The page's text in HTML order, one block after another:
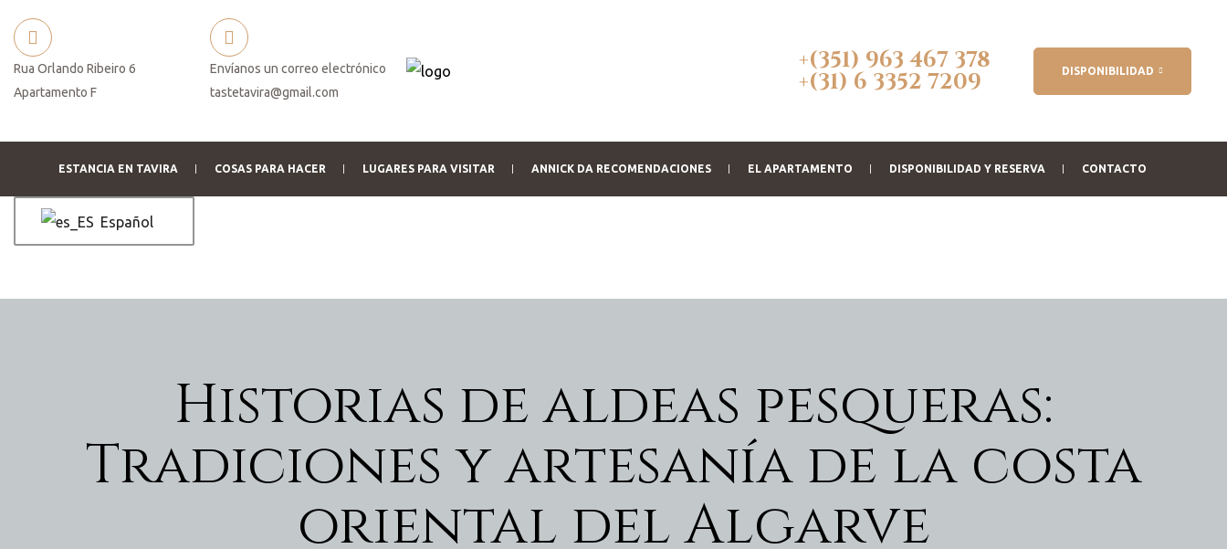
Rua Orlando Ribeiro 6
Apartamento F
Envíanos un correo electrónico
tastetavira@gmail.com
+(351) 963 467 378
+(31) 6 3352 7209 DISPONIBILIDAD
ESTANCIA EN TAVIRA COSAS PARA HACER LUGARES PARA VISITAR ANNICK DA RECOMENDACIONES EL APARTAMENTO DISPONIBILIDAD Y RESERVA CONTACTO
Español
Historias de aldeas pesqueras:
Tradiciones y artesanía de la costa
oriental del Algarve